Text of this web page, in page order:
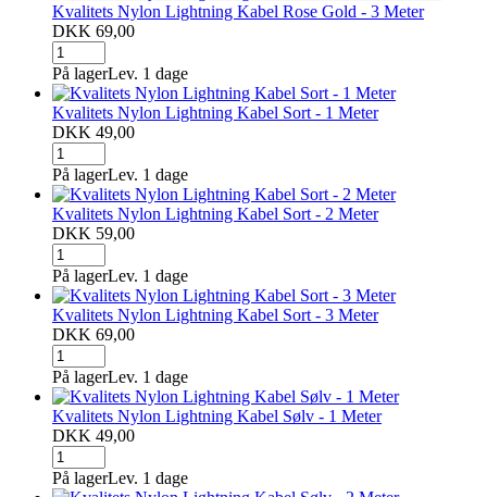
Kvalitets Nylon Lightning Kabel Rose Gold - 3 Meter
DKK 69,00
På lagerLev. 1 dage
Kvalitets Nylon Lightning Kabel Sort - 1 Meter
DKK 49,00
På lagerLev. 1 dage
Kvalitets Nylon Lightning Kabel Sort - 2 Meter
DKK 59,00
På lagerLev. 1 dage
Kvalitets Nylon Lightning Kabel Sort - 3 Meter
DKK 69,00
På lagerLev. 1 dage
Kvalitets Nylon Lightning Kabel Sølv - 1 Meter
DKK 49,00
På lagerLev. 1 dage